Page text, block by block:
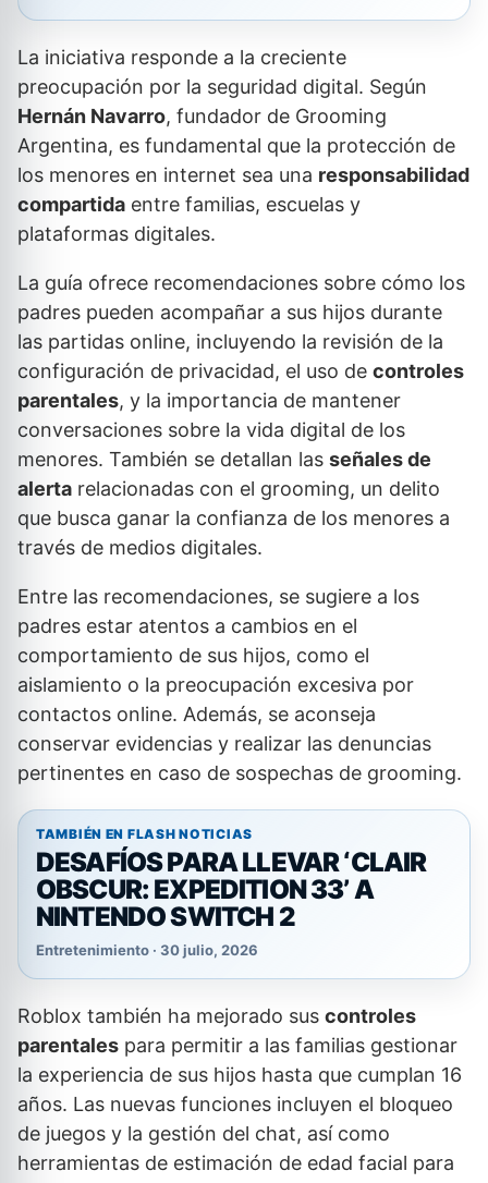
La iniciativa responde a la creciente
preocupación por la seguridad digital. Según
Hernán Navarro, fundador de Grooming
Argentina, es fundamental que la protección de
los menores en internet sea una responsabilidad
compartida entre familias, escuelas y
plataformas digitales.
La guía ofrece recomendaciones sobre cómo los
padres pueden acompañar a sus hijos durante
las partidas online, incluyendo la revisión de la
configuración de privacidad, el uso de controles
parentales, y la importancia de mantener
conversaciones sobre la vida digital de los
menores. También se detallan las señales de
alerta relacionadas con el grooming, un delito
que busca ganar la confianza de los menores a
través de medios digitales.
Entre las recomendaciones, se sugiere a los
padres estar atentos a cambios en el
comportamiento de sus hijos, como el
aislamiento o la preocupación excesiva por
contactos online. Además, se aconseja
conservar evidencias y realizar las denuncias
pertinentes en caso de sospechas de grooming.
TAMBIÉN EN FLASH NOTICIAS
DESAFÍOS PARA LLEVAR ‘CLAIR
OBSCUR: EXPEDITION 33’ A
NINTENDO SWITCH 2
Entretenimiento · 30 julio, 2026
Roblox también ha mejorado sus controles
parentales para permitir a las familias gestionar
la experiencia de sus hijos hasta que cumplan 16
años. Las nuevas funciones incluyen el bloqueo
de juegos y la gestión del chat, así como
herramientas de estimación de edad facial para